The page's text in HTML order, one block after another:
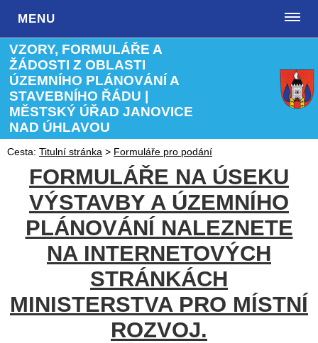
MENU
VZORY, FORMULÁŘE A
ŽÁDOSTI Z OBLASTI
ÚZEMNÍHO PLÁNOVÁNÍ A
STAVEBNÍHO ŘÁDU |
MĚSTSKÝ ÚŘAD JANOVICE
NAD ÚHLAVOU
Cesta: Titulní stránka > Formuláře pro podání
FORMULÁŘE NA ÚSEKU
VÝSTAVBY A ÚZEMNÍHO
PLÁNOVÁNÍ NALEZNETE
NA INTERNETOVÝCH
STRÁNKÁCH
MINISTERSTVA PRO MÍSTNÍ
ROZVOJ.